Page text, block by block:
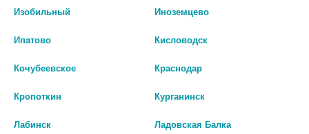
Геморрой
Средства от геморроя наружно
Средства от геморроя свечи
Изобильный Иноземцево
Ипатово Кисловодск
Кочубеевское Краснодар
Кропоткин Курганинск
Лабинск Ладовская Балка